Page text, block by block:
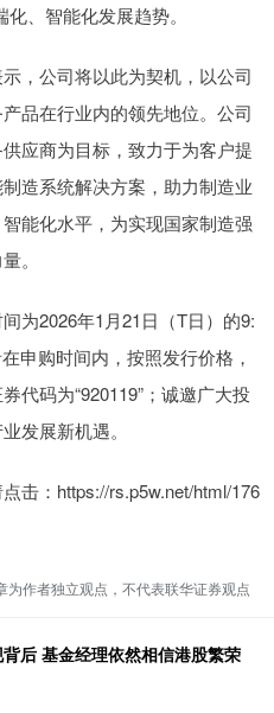
、智能化发展趋势。
公司将以此为契机，以公司
品在行业内的领先地位。公司
应商为目标，致力于为客户提
造系统解决方案，助力制造业
能化水平，为实现国家制造强
。
2026年1月21日（T日）的9:
申购时间内，按照发行价格，
代码为“920119”；诚邀广大投
发展新机遇。
：https://rs.p5w.net/html/176
为作者独立观点，不代表联华证券观点
后 基金经理依然相信港股繁荣